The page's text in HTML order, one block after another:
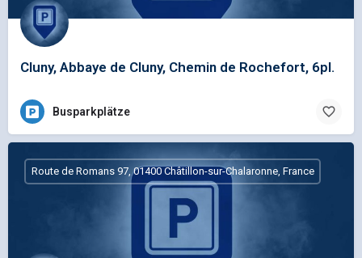
Cluny, Abbaye de Cluny, Chemin de Rochefort, 6pl.
Busparkplätze
Route de Romans 97, 01400 Châtillon-sur-Chalaronne, France